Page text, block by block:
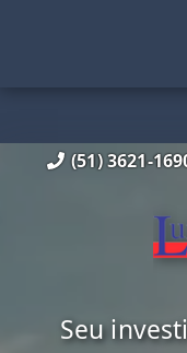
(51) 3621-
Seu